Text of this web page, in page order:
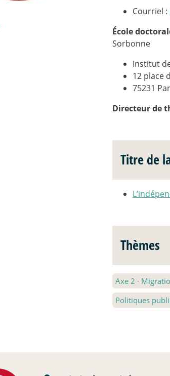
Courriel :
École
Sorbonne
Institut
12 place
75231
Directeur de
Titre de
Thèmes
Axe 2 ·
Politiques